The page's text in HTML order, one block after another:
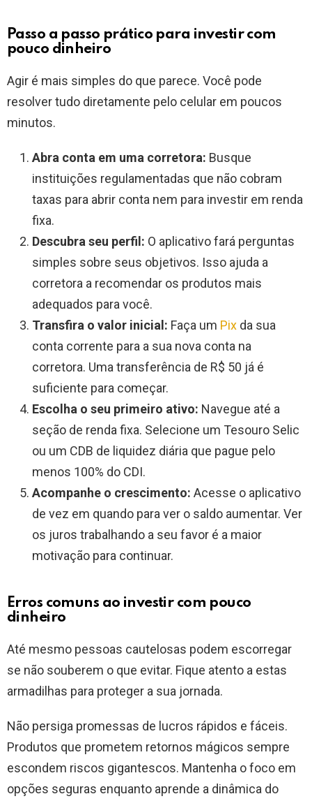
Passo a passo prático para investir com
pouco dinheiro
Agir é mais simples do que parece. Você pode
resolver tudo diretamente pelo celular em poucos
minutos.
Abra conta em uma corretora: Busque
instituições regulamentadas que não cobram
taxas para abrir conta nem para investir em renda
fixa.
Descubra seu perfil: O aplicativo fará perguntas
simples sobre seus objetivos. Isso ajuda a
corretora a recomendar os produtos mais
adequados para você.
Transfira o valor inicial: Faça um Pix da sua
conta corrente para a sua nova conta na
corretora. Uma transferência de R$ 50 já é
suficiente para começar.
Escolha o seu primeiro ativo: Navegue até a
seção de renda fixa. Selecione um Tesouro Selic
ou um CDB de liquidez diária que pague pelo
menos 100% do CDI.
Acompanhe o crescimento: Acesse o aplicativo
de vez em quando para ver o saldo aumentar. Ver
os juros trabalhando a seu favor é a maior
motivação para continuar.
Erros comuns ao investir com pouco
dinheiro
Até mesmo pessoas cautelosas podem escorregar
se não souberem o que evitar. Fique atento a estas
armadilhas para proteger a sua jornada.
Não persiga promessas de lucros rápidos e fáceis.
Produtos que prometem retornos mágicos sempre
escondem riscos gigantescos. Mantenha o foco em
opções seguras enquanto aprende a dinâmica do